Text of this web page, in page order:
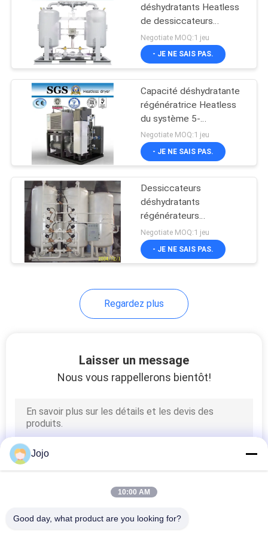
déshydratants Heatless
de dessiccateurs
déshydratants
régénérateurs
économiseurs d'énergie
Negotiate MOQ:1 jeu
- JE NE SAIS PAS.
Capacité déshydratante
régénératrice Heatless
du système 5-
5000Nm3/H de
dessiccateurs
Negotiate MOQ:1 jeu
- JE NE SAIS PAS.
Dessiccateurs
déshydratants
régénérateurs
d'hydrogène de la
CE/SOLIDES
TOTAUX/BV pour le
Negotiate MOQ:1 jeu
- JE NE SAIS PAS.
Regardez plus
Laisser un message
Nous vous rappellerons bientôt!
Jojo
10:00 AM
Good day, what product are you looking for?